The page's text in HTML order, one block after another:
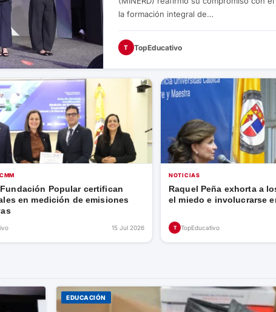
la formación integral de…
T TopEducativo
Fundación Popular certifican
en medición de emisiones
15 Jul 2026
NOTICIAS
Raquel Peña exhorta a
el miedo e involucrarse
T TopEducativo
EDUCACIÓN